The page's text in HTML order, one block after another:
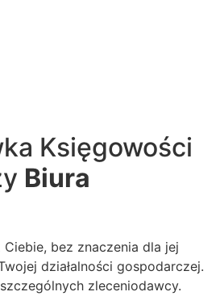
Księgowości
Biura
bez znaczenia dla jej
działalności gospodarczej.
zleceniodawcy.